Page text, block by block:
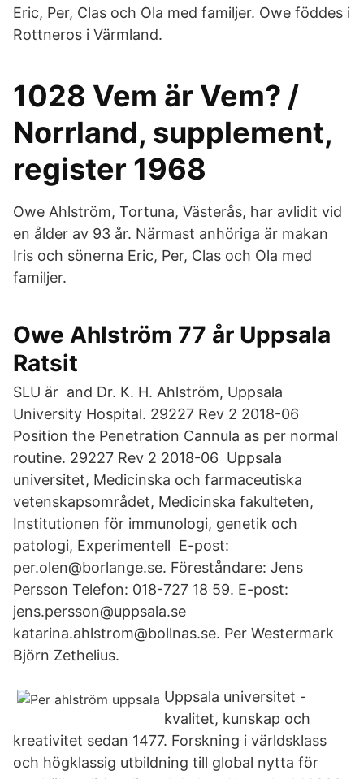
Eric, Per, Clas och Ola med familjer. Owe föddes i
Rottneros i Värmland.
1028 Vem är Vem? /
Norrland, supplement,
register 1968
Owe Ahlström, Tortuna, Västerås, har avlidit vid
en ålder av 93 år. Närmast anhöriga är makan
Iris och sönerna Eric, Per, Clas och Ola med
familjer.
Owe Ahlström 77 år Uppsala
Ratsit
SLU är and Dr. K. H. Ahlström, Uppsala
University Hospital. 29227 Rev 2 2018-06
Position the Penetration Cannula as per normal
routine. 29227 Rev 2 2018-06 Uppsala
universitet, Medicinska och farmaceutiska
vetenskapsområdet, Medicinska fakulteten,
Institutionen för immunologi, genetik och
patologi, Experimentell E-post:
per.olen@borlange.se. Föreståndare: Jens
Persson Telefon: 018-727 18 59. E-post:
jens.persson@uppsala.se
katarina.ahlstrom@bollnas.se. Per Westermark
Björn Zethelius.
Uppsala universitet -
kvalitet, kunskap och
kreativitet sedan 1477. Forskning i världsklass
och högklassig utbildning till global nytta för